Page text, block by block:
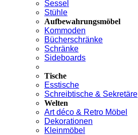
Sessel
Stühle
Aufbewahrungsmöbel
Kommoden
Bücherschränke
Schränke
Sideboards
Tische
Esstische
Schreibtische & Sekretäre
Welten
Art déco & Retro Möbel
Dekorationen
Kleinmöbel